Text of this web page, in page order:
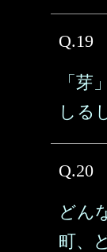
Q.19
「芽
しる
Q.20
どん
町、